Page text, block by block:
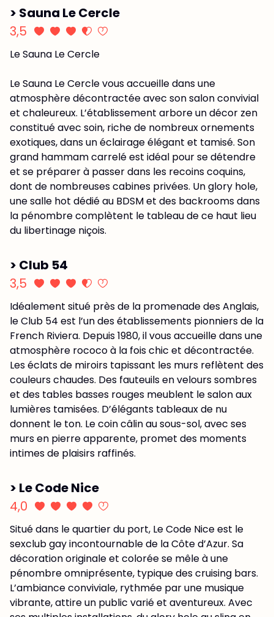
> Sauna Le Cercle
3,5
Le Sauna Le Cercle
Le Sauna Le Cercle vous accueille dans une
atmosphère décontractée avec son salon convivial
et chaleureux. L’établissement arbore un décor zen
constitué avec soin, riche de nombreux ornements
exotiques, dans un éclairage élégant et tamisé. Son
grand hammam carrelé est idéal pour se détendre
et se préparer à passer dans les recoins coquins,
dont de nombreuses cabines privées. Un glory hole,
une salle hot dédié au BDSM et des backrooms dans
la pénombre complètent le tableau de ce haut lieu
du libertinage niçois.
> Club 54
3,5
Idéalement situé près de la promenade des Anglais,
le Club 54 est l’un des établissements pionniers de la
French Riviera. Depuis 1980, il vous accueille dans une
atmosphère rococo à la fois chic et décontractée.
Les éclats de miroirs tapissant les murs reflètent des
couleurs chaudes. Des fauteuils en velours sombres
et des tables basses rouges meublent le salon aux
lumières tamisées. D’élégants tableaux de nu
donnent le ton. Le coin câlin au sous-sol, avec ses
murs en pierre apparente, promet des moments
intimes de plaisirs raffinés.
> Le Code Nice
4,0
Situé dans le quartier du port, Le Code Nice est le
sexclub gay incontournable de la Côte d’Azur. Sa
décoration originale et colorée se mêle à une
pénombre omniprésente, typique des cruising bars.
L’ambiance conviviale, rythmée par une musique
vibrante, attire un public varié et aventureux. Avec